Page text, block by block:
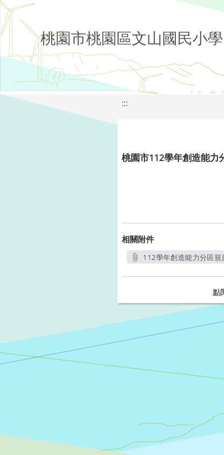
桃園市桃園區文山國民小學
:::
桃園市112學年創造能力
相關附件
112學年創造能力分區
點